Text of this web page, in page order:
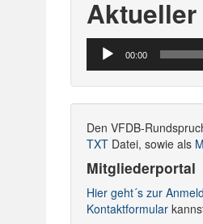
Audio-
Player
00:00
Den VFDB-
TXT Datei, sowie als
Mitgliederportal
Hier geht´s zur
Kontaktformular